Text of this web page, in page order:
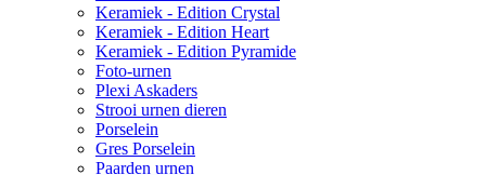
Keramiek - Edition Crystal
Keramiek - Edition Heart
Keramiek - Edition Pyramide
Foto-urnen
Plexi Askaders
Strooi urnen dieren
Porselein
Gres Porselein
Paarden urnen